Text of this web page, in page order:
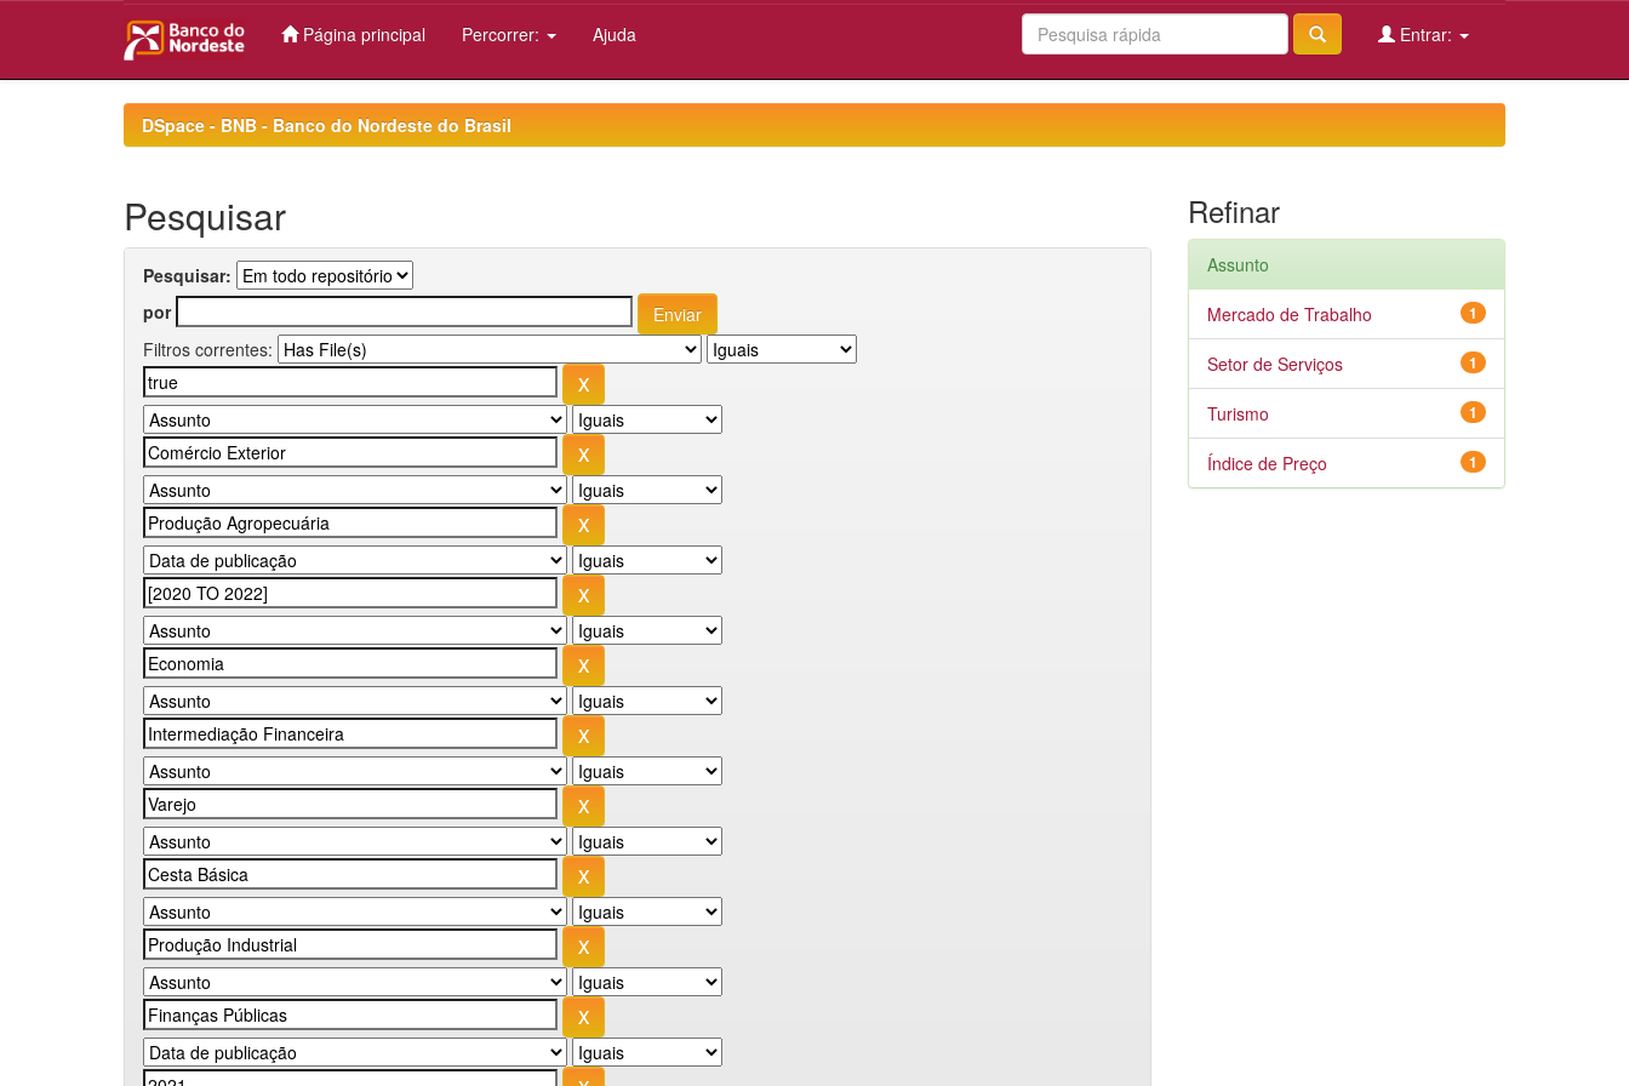
Página principal Percorrer: Ajuda Entrar:
DSpace - BNB - Banco do Nordeste do Brasil
Pesquisar
Pesquisar:
por
Filtros correntes:
Refinar
Assunto
1
Mercado de Trabalho
1
Setor de Serviços
1
Turismo
1
Índice de Preço